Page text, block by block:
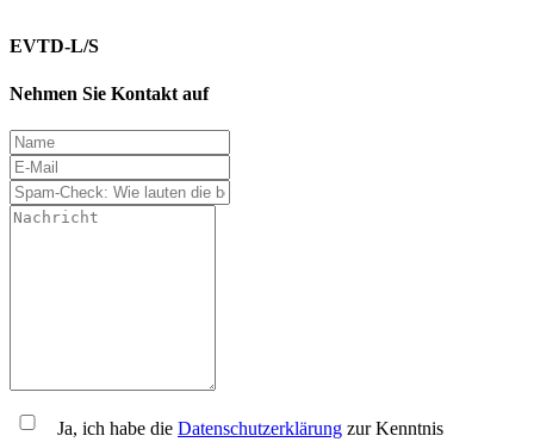
EVTD-L/S
Nehmen Sie Kontakt auf
Ja, ich habe die Datenschutzerklärung zur Kenntnis